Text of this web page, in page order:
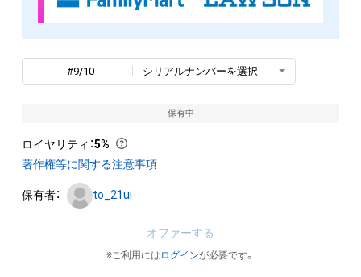
#9/10 シリアルナンバーを選択
保有中
ロイヤリティ ：5%
著作権等に関する注意事項
保有者： to_21ui
オファーする
※ご利用には ログインが必要です。